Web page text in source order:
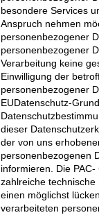
besondere Services
Anspruch nehmen
personenbezogener
personenbezogener
Verarbeitung keine
Einwilligung der
personenbezogener
EUDatenschutz-
dieser
der von uns
personenbezogenen
informieren. Die
zahlreiche
einen möglichst
verarbeiteten